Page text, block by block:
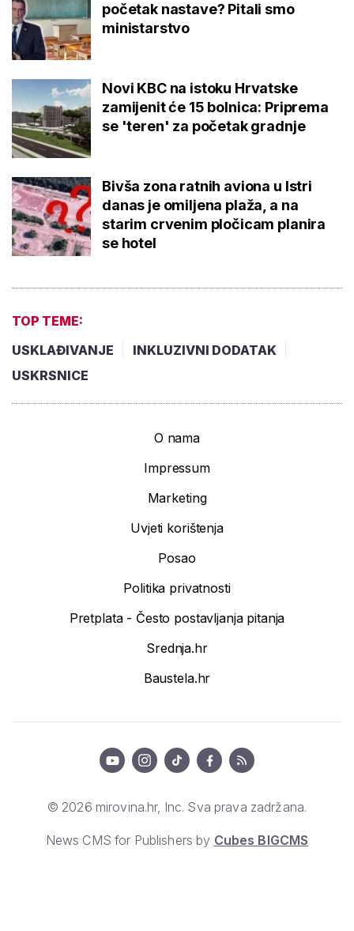
početak nastave? Pitali smo
ministarstvo
Novi KBC na istoku Hrvatske
zamijenit će 15 bolnica: Priprema
se 'teren' za početak gradnje
Bivša zona ratnih aviona u Istri
danas je omiljena plaža, a na
starim crvenim pločicam planira
se hotel
TOP TEME:
USKLAĐIVANJE
INKLUZIVNI DODATAK
USKRSNICE
O nama
Impressum
Marketing
Uvjeti korištenja
Posao
Politika privatnosti
Pretplata - Često postavljanja pitanja
Srednja.hr
Baustela.hr
© 2026 mirovina.hr, Inc. Sva prava zadržana.
News CMS for Publishers by Cubes BIGCMS